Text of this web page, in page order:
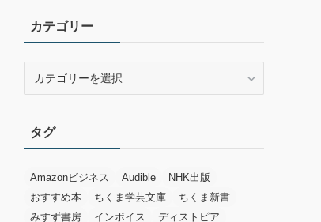
ブカテゴリー
ータグ
Amazonビジネス Audible
NHK出版
おすすめ本
ちくま学芸文庫
ちくま新書
みすず書房
インボイス
ディストピア